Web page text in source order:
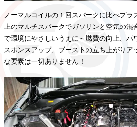
ノーマルコイルの１回スパークに比べプラ
上のマルチスパークでガソリンと空気の
で環境にやさしいうえに～燃費の向上、パ
スポンスアップ、ブーストの立ち上がりア
な要素は一切ありません！